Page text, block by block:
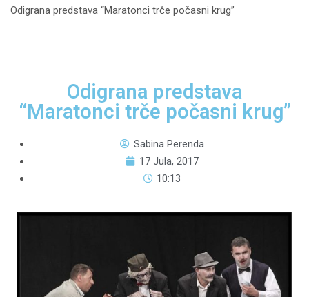
Odigrana predstava “Maratonci trče počasni krug”
Odigrana predstava
“Maratonci trče počasni krug”
Sabina Perenda
17 Jula, 2017
10:13